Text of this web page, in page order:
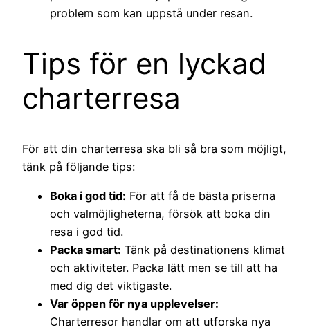
problem som kan uppstå under resan.
Tips för en lyckad
charterresa
För att din charterresa ska bli så bra som möjligt,
tänk på följande tips:
Boka i god tid: För att få de bästa priserna
och valmöjligheterna, försök att boka din
resa i god tid.
Packa smart: Tänk på destinationens klimat
och aktiviteter. Packa lätt men se till att ha
med dig det viktigaste.
Var öppen för nya upplevelser:
Charterresor handlar om att utforska nya